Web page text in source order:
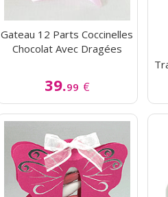
Gateau 12 Parts Coccinelles
Chocolat Avec Dragées
39.99 €